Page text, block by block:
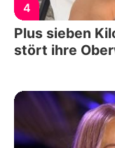
4
Plus sieben
stört ihre